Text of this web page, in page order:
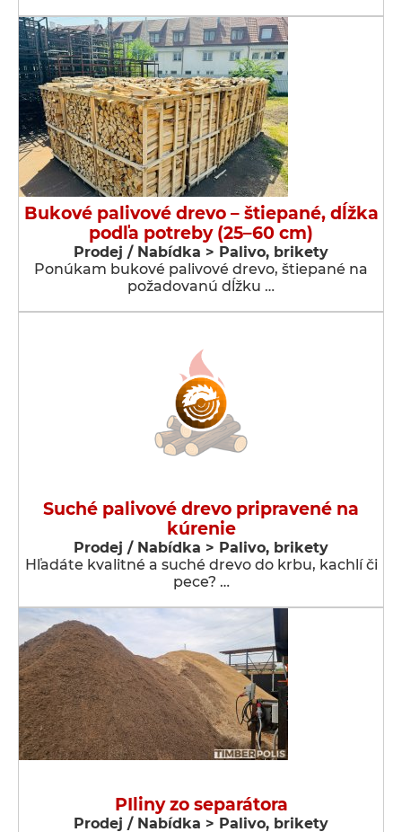
Bukové palivové drevo – štiepané, dĺžka
podľa potreby (25–60 cm)
Prodej / Nabídka > Palivo, brikety
Ponúkam bukové palivové drevo, štiepané na
požadovanú dĺžku …
Suché palivové drevo pripravené na
kúrenie
Prodej / Nabídka > Palivo, brikety
Hľadáte kvalitné a suché drevo do krbu, kachlí či
pece? …
PIliny zo separátora
Prodej / Nabídka > Palivo, brikety